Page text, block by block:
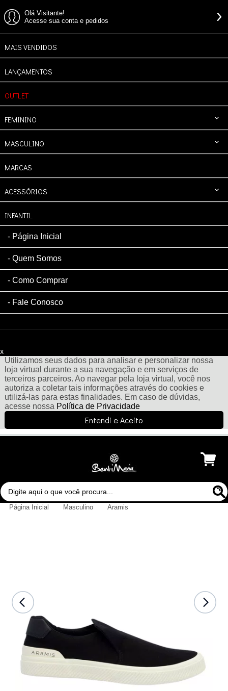
Olá Visitante!
Acesse sua conta e pedidos
MAIS VENDIDOS
LANÇAMENTOS
OUTLET
FEMININO
MASCULINO
MARCAS
ACESSÓRIOS
INFANTIL
Página Inicial
Quem Somos
Como Comprar
Fale Conosco
x
Utilizamos seus dados para analisar e personalizar nossa
loja virtual durante a sua navegação e em serviços de
terceiros parceiros. Ao navegar pela loja virtual, você nos
autoriza a coletar tais informações através do cookies e
utilizá-las para estas finalidades. Em caso de dúvidas,
acesse nossa Política de Privacidade
Entendi e Aceito
Menu
Página Inicial Masculino Aramis